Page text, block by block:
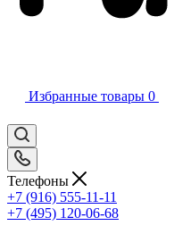
Избранные товары 0
Телефоны
+7 (916) 555-11-11
+7 (495) 120-06-68